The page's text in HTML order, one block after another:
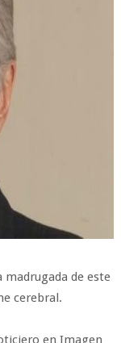
de este
cerebral.
en Imagen